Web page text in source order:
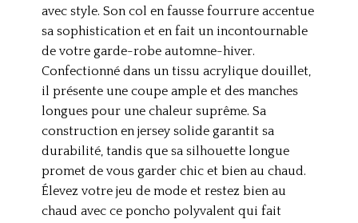
avec style. Son col en fausse fourrure accentue
sa sophistication et en fait un incontournable
de votre garde-robe automne-hiver.
Confectionné dans un tissu acrylique douillet,
il présente une coupe ample et des manches
longues pour une chaleur suprême. Sa
construction en jersey solide garantit sa
durabilité, tandis que sa silhouette longue
promet de vous garder chic et bien au chaud.
Élevez votre jeu de mode et restez bien au
chaud avec ce poncho polyvalent qui fait